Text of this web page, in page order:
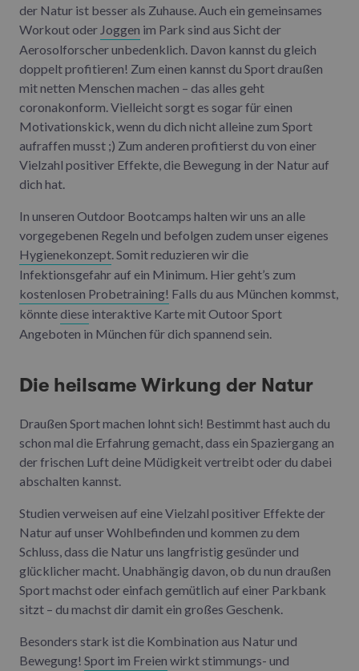
der Natur ist besser als Zuhause. Auch ein gemeinsames
Workout oder Joggen im Park sind aus Sicht der
Aerosolforscher unbedenklich. Davon kannst du gleich
doppelt profitieren! Zum einen kannst du Sport draußen
mit netten Menschen machen – das alles geht
coronakonform. Vielleicht sorgt es sogar für einen
Motivationskick, wenn du dich nicht alleine zum Sport
aufraffen musst ;) Zum anderen profitierst du von einer
Vielzahl positiver Effekte, die Bewegung in der Natur auf
dich hat.
In unseren Outdoor Bootcamps halten wir uns an alle
vorgegebenen Regeln und befolgen zudem unser eigenes
Hygienekonzept . Somit reduzieren wir die
Infektionsgefahr auf ein Minimum. Hier geht’s zum
kostenlosen Probetraining! Falls du aus München kommst,
könntediese interaktive Karte mit Outoor Sport
Angeboten in München für dich spannend sein.
Die heilsame Wirkung der Natur
Draußen Sport machen lohnt sich! Bestimmt hast auch du
schon mal die Erfahrung gemacht, dass ein Spaziergang an
der frischen Luft deine Müdigkeit vertreibt oder du dabei
abschalten kannst.
Studien verweisen auf eine Vielzahl positiver Effekte der
Natur auf unser Wohlbefinden und kommen zu dem
Schluss, dass die Natur uns langfristig gesünder und
glücklicher macht. Unabhängig davon, ob du nun draußen
Sport machst oder einfach gemütlich auf einer Parkbank
sitzt – du machst dir damit ein großes Geschenk.
Besonders stark ist die Kombination aus Natur und
Bewegung! Sport im Freien wirkt stimmungs- und